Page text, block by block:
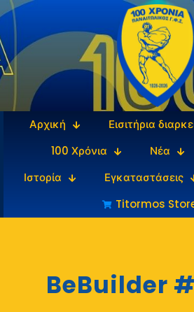
Αρχική
Εισιτήρια
100 Χρόνια
Νέα
Ιστορία
Εγκαταστάσεις
Titormos
BeBuilder